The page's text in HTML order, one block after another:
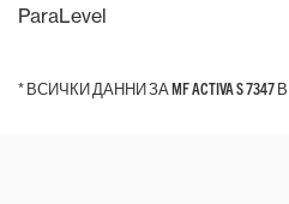
* ВСИЧКИ ДАННИ ЗА MF ACTIVA S
ParaLevel
* ВСИЧКИ ДАННИ ЗА MF ACTIVA S